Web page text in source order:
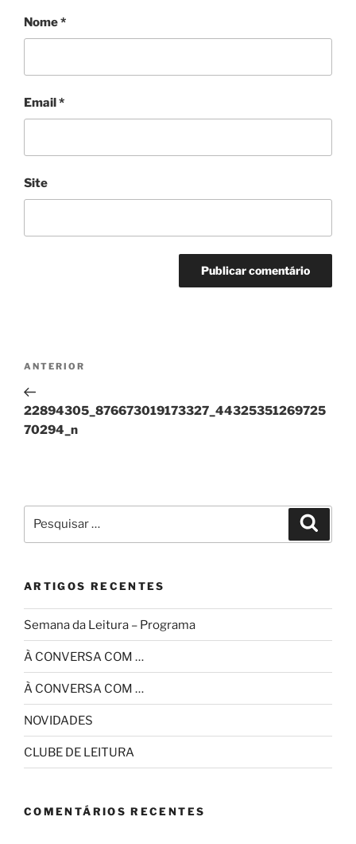
Nome*
Email*
Site
Navegação
artigos
Conteúdo
anterior
ANTERIOR
22894305_876673019173327_44325351269725
70294_n
por:
ARTIGOS RECENTES
Semana da Leitura – Programa
À CONVERSA COM …
À CONVERSA COM …
NOVIDADES
CLUBE DE LEITURA
COMENTÁRIOS RECENTES